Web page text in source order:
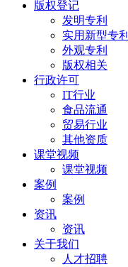
版权登记
发明专利
实用新型专利
外观专利
版权相关
行政许可
IT行业
食品流通
贸易行业
其他资质
课堂视频
课堂视频
案例
案例
资讯
资讯
关于我们
人才招聘